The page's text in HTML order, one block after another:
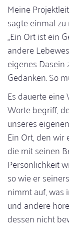
Meine
sagte einmal zu
„Ein Ort ist ein
andere
eigenes
Gedanken. So
Es dauerte
Worte begriff,
unseres
Ein Ort, den
die mit seinen
Persönlichkeit
so wie er
nimmt auf, was
und andere
dessen nicht